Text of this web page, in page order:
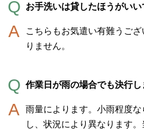
お手洗いは貸したほうがいい
こちらもお気遣い有難うご
りません。
作業日が雨の場合でも決行し
雨量によります。小雨程度
し、状況により異なります。